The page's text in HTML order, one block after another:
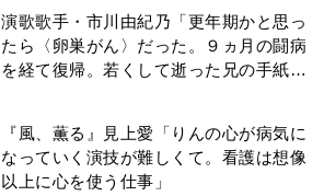
演歌歌手・市川由紀乃「更年期かと思っ
たら〈卵巣がん〉だった。９ヵ月の闘病
を経て復帰。若くして逝った兄の手紙を
『風、薫る』見上愛「りんの心が病気に
なっていく演技が難しくて。看護は想像
以上に心を使う仕事」